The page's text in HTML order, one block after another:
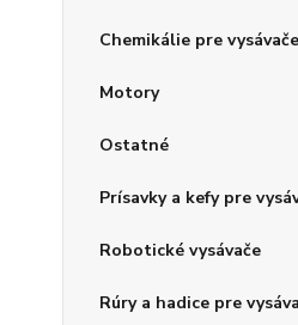
Chemikálie pre vysávače
Motory
Ostatné
Prísavky a kefy pre
Robotické vysávače
Rúry a hadice pre